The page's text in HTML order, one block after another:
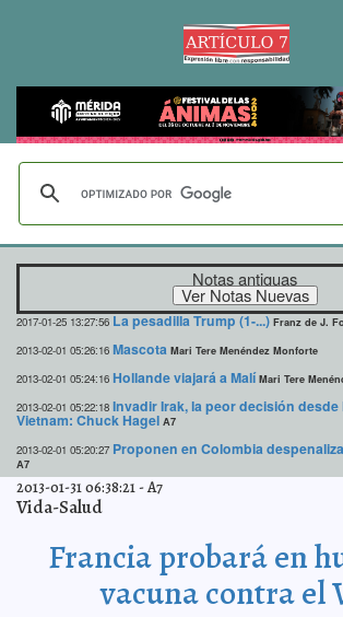
Notas antiguas
2017-01-25 13:27:56 La pesadilla Trump (1-...) Franz de J.
2013-02-01 05:26:16 Mascota Mari Tere Menéndez Monforte
2013-02-01 05:24:16 Hollande viajará a Malí Mari Tere
2013-02-01 05:22:18 Invadir Irak, la peor decisión desde
Vietnam: Chuck Hagel A7
2013-02-01 05:20:27 Proponen en Colombia
A7
2013-02-01 05:18:51 En Ayutla de los Libres opera la
armada A7
2013-02-01 05:14:58 Murió el poeta Rubén Bonifaz Nuño
2013-02-01 05:13:18 Alemania multa a Nestlé por carera
2013-01-31 06:38:21-A7
Vida-Salud
Francia probará en
vacuna contra el